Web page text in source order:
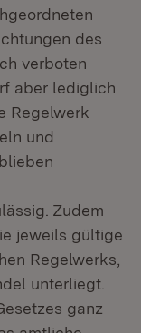
des
verboten
aber lediglich
Regelwerk
und
Zudem
jeweils gültige
Regelwerks,
unterliegt.
ganz